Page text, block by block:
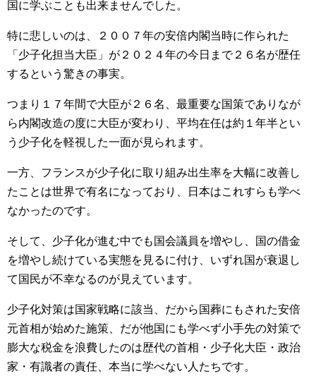
国に学ぶことも出来ませんでした。
特に悲しいのは、２００７年の安倍内閣当時に作られた
「少子化担当大臣」が２０２４年の今日まで２６名が歴任
するという驚きの事実。
つまり１７年間で大臣が２６名、最重要な国策でありなが
ら内閣改造の度に大臣が変わり、平均在任は約１年半とい
う少子化を軽視した一面が見られます。
一方、フランスが少子化に取り組み出生率を大幅に改善し
たことは世界で有名になっており、日本はこれすらも学べ
なかったのです。
そして、少子化が進む中でも国会議員を増やし、国の借金
を増やし続けている実態を見るに付け、いずれ国が衰退し
て国民が不幸なるのが見えています。
少子化対策は国家戦略に該当、だから国葬にもされた安倍
元首相が始めた施策、だが他国にも学べず小手先の対策で
膨大な税金を浪費したのは歴代の首相・少子化大臣・政治
家・有識者の責任、本当に学べない人たちです。